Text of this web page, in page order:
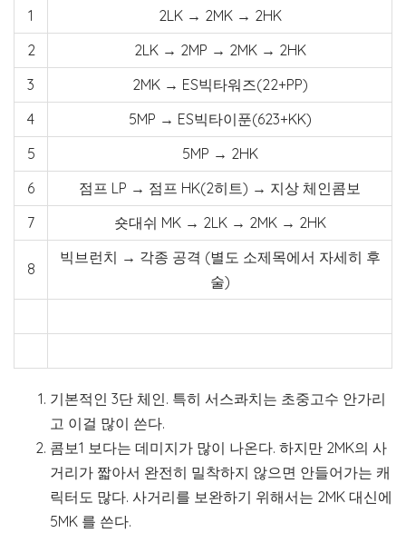
1
2LK → 2MK → 2HK
2
2LK → 2MP → 2MK → 2HK
3
2MK → ES빅타워즈(22+PP)
4
5MP → ES빅타이푼(623+KK)
5
5MP → 2HK
6
점프 LP → 점프 HK(2히트) → 지상 체인콤보
7
숏대쉬 MK → 2LK → 2MK → 2HK
8
빅브런치 → 각종 공격 (별도 소제목에서 자세히 후
술)
기본적인 3단 체인. 특히 서스콰치는 초중고수 안가리
고 이걸 많이 쓴다.
콤보1 보다는 데미지가 많이 나온다. 하지만 2MK의 사
거리가 짧아서 완전히 밀착하지 않으면 안들어가는 캐
릭터도 많다. 사거리를 보완하기 위해서는 2MK 대신에
5MK 를 쓴다.